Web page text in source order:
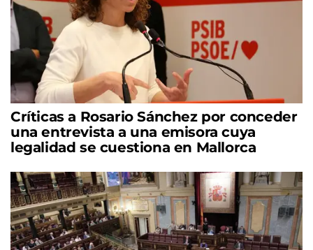
Críticas a Rosario Sánchez por conceder
una entrevista a una emisora cuya
legalidad se cuestiona en Mallorca